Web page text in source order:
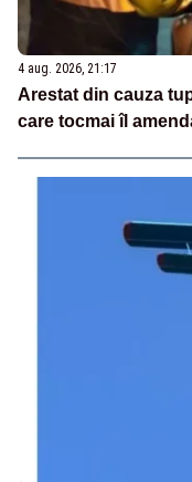
4 aug. 2026, 21:17
Arestat din cauza
care tocmai îl